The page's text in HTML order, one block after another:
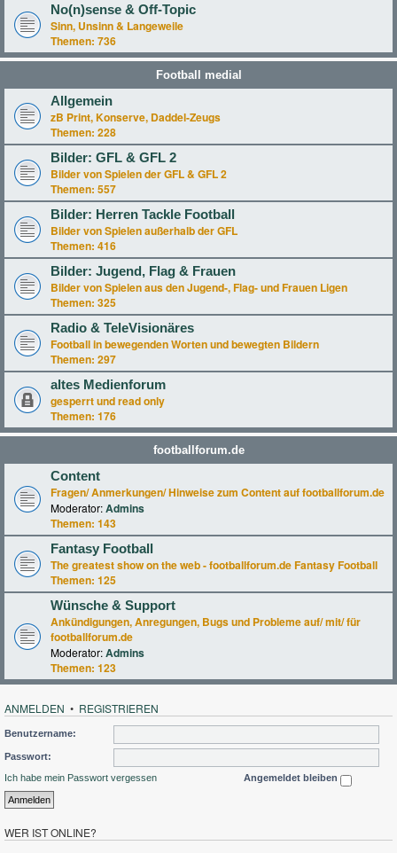
No(n)sense & Off-Topic
Sinn, Unsinn & Langeweile
Themen: 736
Football medial
Allgemein
zB Print, Konserve, Daddel-Zeugs
Themen: 228
Bilder: GFL & GFL 2
Bilder von Spielen der GFL & GFL 2
Themen: 557
Bilder: Herren Tackle Football
Bilder von Spielen außerhalb der GFL
Themen: 416
Bilder: Jugend, Flag & Frauen
Bilder von Spielen aus den Jugend-, Flag- und Frauen Ligen
Themen: 325
Radio & TeleVisionäres
Football in bewegenden Worten und bewegten Bildern
Themen: 297
altes Medienforum
gesperrt und read only
Themen: 176
footballforum.de
Content
Fragen/ Anmerkungen/ Hinweise zum Content auf footballforum.de
Moderator:Admins
Themen: 143
Fantasy Football
The greatest show on the web - footballforum.de Fantasy Football
Themen: 125
Wünsche & Support
Ankündigungen, Anregungen, Bugs und Probleme auf/ mit/ für
footballforum.de
Moderator:Admins
Themen: 123
ANMELDEN • REGISTRIEREN
Benutzername:
Passwort:
Ich habe mein Passwort vergessen
Angemeldet bleiben
WER IST ONLINE?